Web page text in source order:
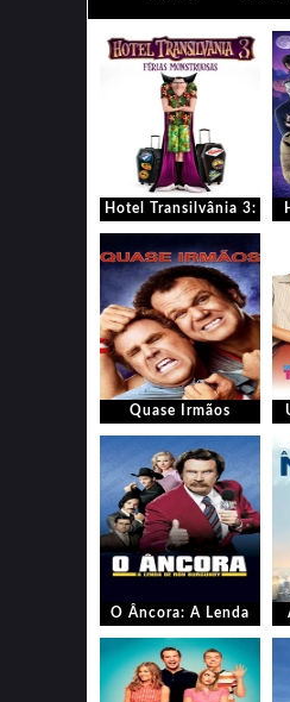
Hotel Transilvânia 3:
Quase Irmãos
O Âncora: A Lenda